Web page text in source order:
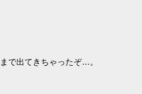
出てきちゃったぞ…。